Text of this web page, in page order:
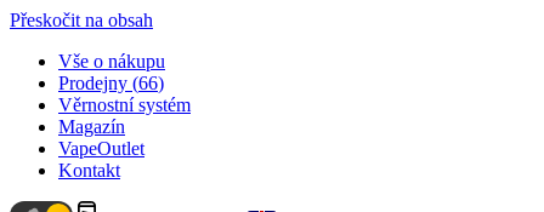
Přeskočit na obsah
Vše o nákupu
Prodejny (66)
Věrnostní systém
Magazín
VapeOutlet
Kontakt